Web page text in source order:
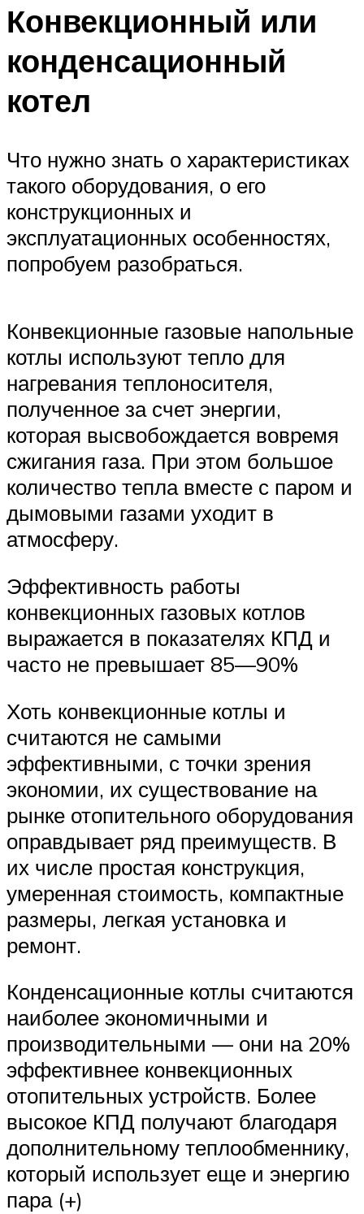
Конвекционный или
конденсационный
котел
Что нужно знать о характеристиках
такого оборудования, о его
конструкционных и
эксплуатационных особенностях,
попробуем разобраться.
Конвекционные газовые напольные
котлы используют тепло для
нагревания теплоносителя,
полученное за счет энергии,
которая высвобождается вовремя
сжигания газа. При этом большое
количество тепла вместе с паром и
дымовыми газами уходит в
атмосферу.
Эффективность работы
конвекционных газовых котлов
выражается в показателях КПД и
часто не превышает 85—90%
Хоть конвекционные котлы и
считаются не самыми
эффективными, с точки зрения
экономии, их существование на
рынке отопительного оборудования
оправдывает ряд преимуществ. В
их числе простая конструкция,
умеренная стоимость, компактные
размеры, легкая установка и
ремонт.
Конденсационные котлы считаются
наиболее экономичными и
производительными — они на 20%
эффективнее конвекционных
отопительных устройств. Более
высокое КПД получают благодаря
дополнительному теплообменнику,
который использует еще и энергию
пара (+)